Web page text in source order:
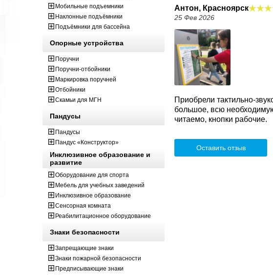
Антон, Красноярск
25 Фев 2026
Приобрели тактильно-
большое, всю
читаемо, кнопки рабочие.
Оставить отзыв
Мобильные подъемники
Наклонные подъёмники
Подъёмники для бассейна
Опорные устройства
Поручни
Поручни-отбойники
Маркировка поручней
Отбойники
Скамьи для МГН
Пандусы
Пандусы
Пандус «Конструктор»
Инклюзивное образование и
развитие
Оборудование для спорта
Мебель для учебных заведений
Инклюзивное образование
Сенсорная комната
Реабилитационное оборудование
Знаки безопасности
Запрещающие знаки
Знаки пожарной безопасности
Предписывающие знаки